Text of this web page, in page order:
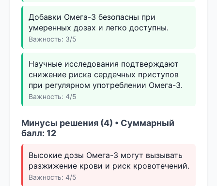
Добавки Омега-3 безопасны при
умеренных дозах и легко доступны.
Важность: 3/5
Научные исследования подтверждают
снижение риска сердечных приступов
при регулярном употреблении Омега-3.
Важность: 4/5
Минусы решения (4) • Суммарный
балл: 12
Высокие дозы Омега-3 могут вызывать
разжижение крови и риск кровотечений.
Важность: 4/5